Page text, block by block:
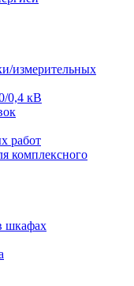
измерительных
0,4 кВ
работ
комплексного
шкафах